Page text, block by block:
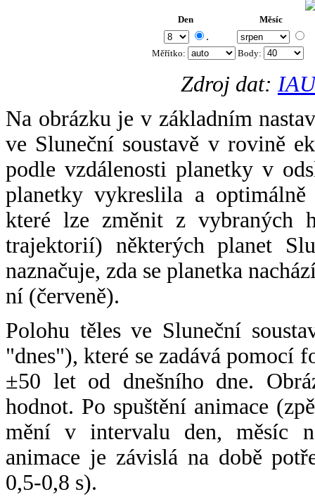
Den Měsíc
.
Měřítko: Body:
Zdroj dat:
Na obrázku je v základním
ve Sluneční soustavě v rovině
podle vzdálenosti planetky v
planetky vykreslila a
které lze změnit z vybraných
trajektorií) některých planet
naznačuje, zda se planetka
ní (červeně).
Polohu těles ve Sluneční
"dnes"), které se zadává pomocí
±50 let od dnešního dne.
hodnot. Po spuštění animace
mění v intervalu den, měsíc
animace je závislá na době
0,5-0,8 s).